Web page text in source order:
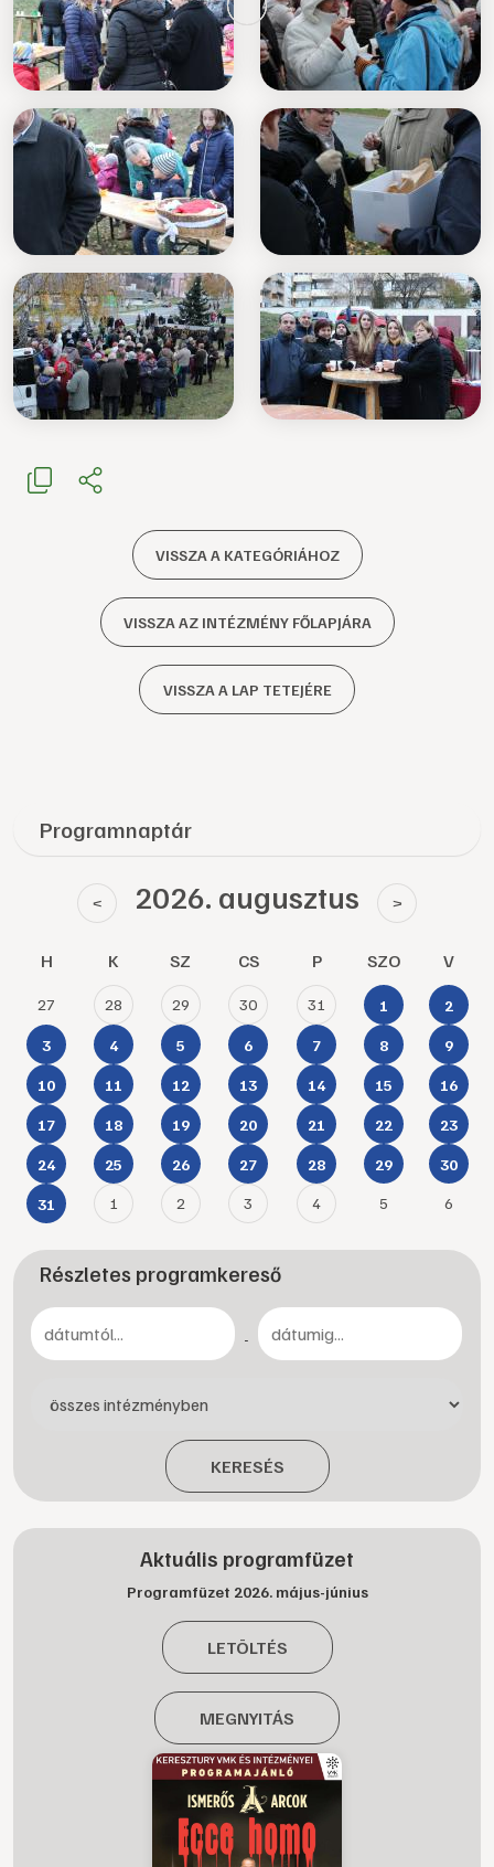
VISSZA A KATEGÓRIÁHOZ
VISSZA AZ INTÉZMÉNY FŐLAPJÁRA
VISSZA A LAP TETEJÉRE
Programnaptár
< 2026. augusztus >
H K SZ CS P SZO V
27 28 29 30 31 1 2
3 4 5 6 7 8 9
10 11 12 13 14 15 16
17 18 19 20 21 22 23
24 25 26 27 28 29 30
31 1 2 3 4 5 6
Részletes programkereső
-
KERESÉS
Aktuális programfüzet
Programfüzet 2026. május-június
LETÖLTÉS
MEGNYITÁS